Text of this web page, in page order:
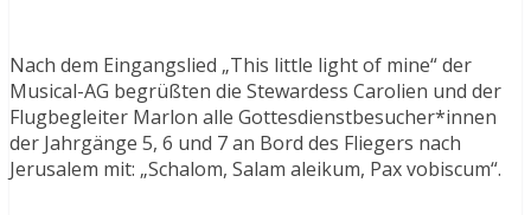
Nach dem Eingangslied „This little light of mine“ der
Musical-AG begrüßten die Stewardess Carolien und der
Flugbegleiter Marlon alle Gottesdienstbesucher*innen
der Jahrgänge 5, 6 und 7 an Bord des Fliegers nach
Jerusalem mit: „Schalom, Salam aleikum, Pax vobiscum“.